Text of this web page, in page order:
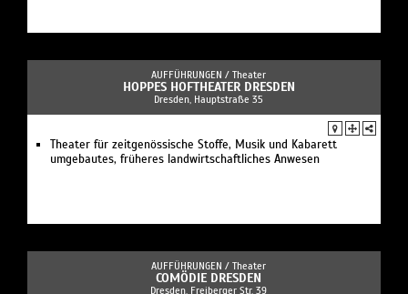
AUFFÜHRUNGEN / Theater
HOPPES HOFTHEATER DRESDEN
Dresden, Hauptstraße 35
Theater für zeitgenössische Stoffe, Musik und Kabarett
umgebautes, früheres landwirtschaftliches Anwesen
AUFFÜHRUNGEN / Theater
COMÖDIE DRESDEN
Dresden, Freiberger Str. 39